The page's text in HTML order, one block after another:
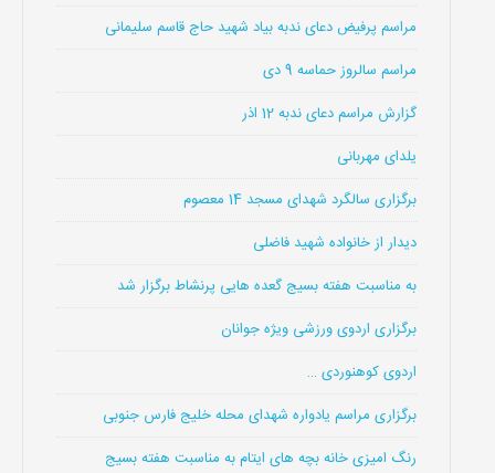
مراسم پرفیض دعای ندبه بیاد شهید حاج قاسم سلیمانی
مراسم سالروز حماسه 9 دی
گزارش مراسم دعای ندبه 12 اذر
یلدای مهربانی
برگزاری سالگرد شهدای مسجد 14 معصوم
دیدار از خانواده شهید فاضلی
به مناسبت هفته بسیج گعده هایی پرنشاط برگزار شد
برگزاری اردوی ورزشی ویژه جوانان
اردوی کوهنوردی …
برگزاری مراسم یادواره شهدای محله خلیج فارس جنوبی
رنگ امیزی خانه بچه های ایتام به مناسبت هفته بسیج